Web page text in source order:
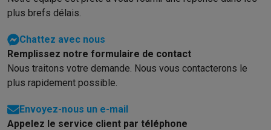
plus brefs délais.
Chattez avec nous
Remplissez notre formulaire de contact
Nous traitons votre demande. Nous vous contacterons le
plus rapidement possible.
Envoyez-nous un e-mail
Appelez le service client par téléphone